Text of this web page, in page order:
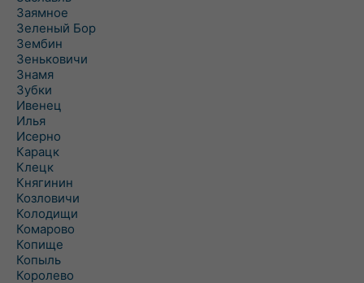
Заямное
Зеленый Бор
Зембин
Зеньковичи
Знамя
Зубки
Ивенец
Илья
Исерно
Карацк
Клецк
Княгинин
Козловичи
Колодищи
Комарово
Копище
Копыль
Королево